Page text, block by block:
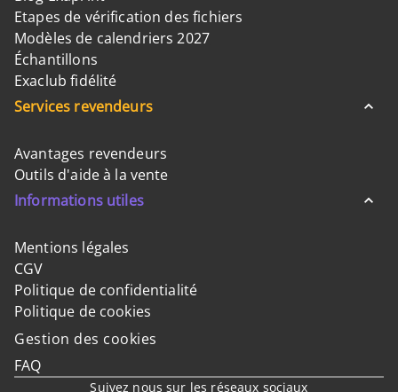
Etapes de vérification des fichiers
Modèles de calendriers 2027
Échantillons
Exaclub fidélité
Services revendeurs
Avantages revendeurs
Outils d'aide à la vente
Informations utiles
Mentions légales
CGV
Politique de confidentialité
Politique de cookies
Gestion des cookies
FAQ
Suivez nous sur les réseaux sociaux